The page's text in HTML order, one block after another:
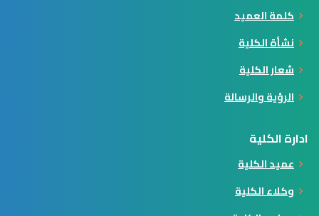
كلمة العميد
نشأة الكلية
شعار الكلية
الرؤية والرسالة
ادارة الكلية
عميد الكلية
وكلاء الكلية